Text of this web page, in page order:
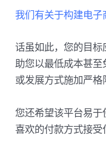
我们有关于构建电子
话虽如此，您的目
助您以最低成本甚
或发展方式施加严格
您还希望该平台易
喜欢的付款方式接受